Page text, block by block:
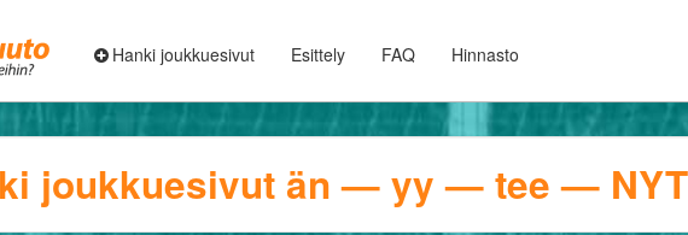
Hanki joukkuesivut Esittely FAQ Hinnasto
joukkuesivut än — yy — tee —